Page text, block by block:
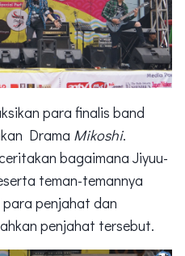
para finalis band
Drama Mikoshi.
bagaimana Jiyuu-
teman-temannya
penjahat dan
penjahat tersebut.